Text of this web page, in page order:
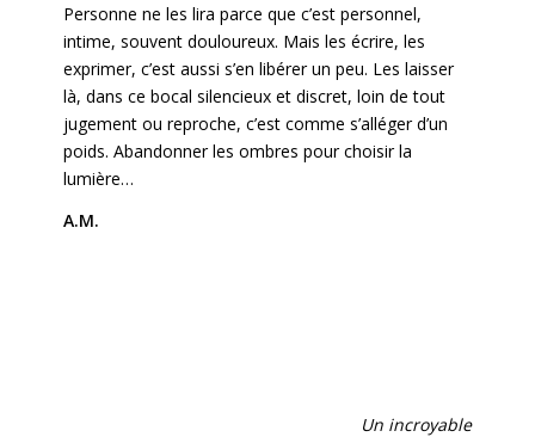
Personne ne les lira parce que c’est personnel,
intime, souvent douloureux. Mais les écrire, les
exprimer, c’est aussi s’en libérer un peu. Les laisser
là, dans ce bocal silencieux et discret, loin de tout
jugement ou reproche, c’est comme s’alléger d’un
poids. Abandonner les ombres pour choisir la
lumière…
A.M.
Un incroyable